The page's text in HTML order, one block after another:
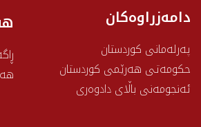
دامەزراوەکان
پەرلەمانی کوردستان
حکومەتی هەرێمی کوردستان
ئەنجومەنی باڵای دادوەری